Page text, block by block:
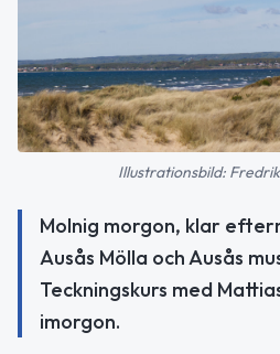
Illustrationsbild:
Molnig morgon, klar
Ausås Mölla och Ausås
Teckningskurs med
imorgon.